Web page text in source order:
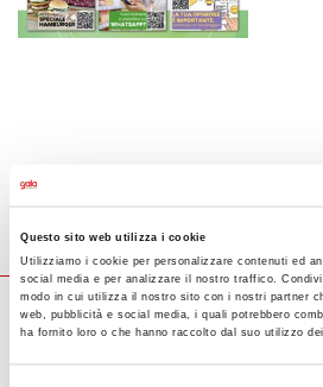
Questo sito web utilizza i cookie
Utilizziamo i cookie per personalizzare contenuti ed
social media e per analizzare il nostro traffico.
modo in cui utilizza il nostro sito con i nostri partner
web, pubblicità e social media, i quali potrebbero
ha fornito loro o che hanno raccolto dal suo utilizzo